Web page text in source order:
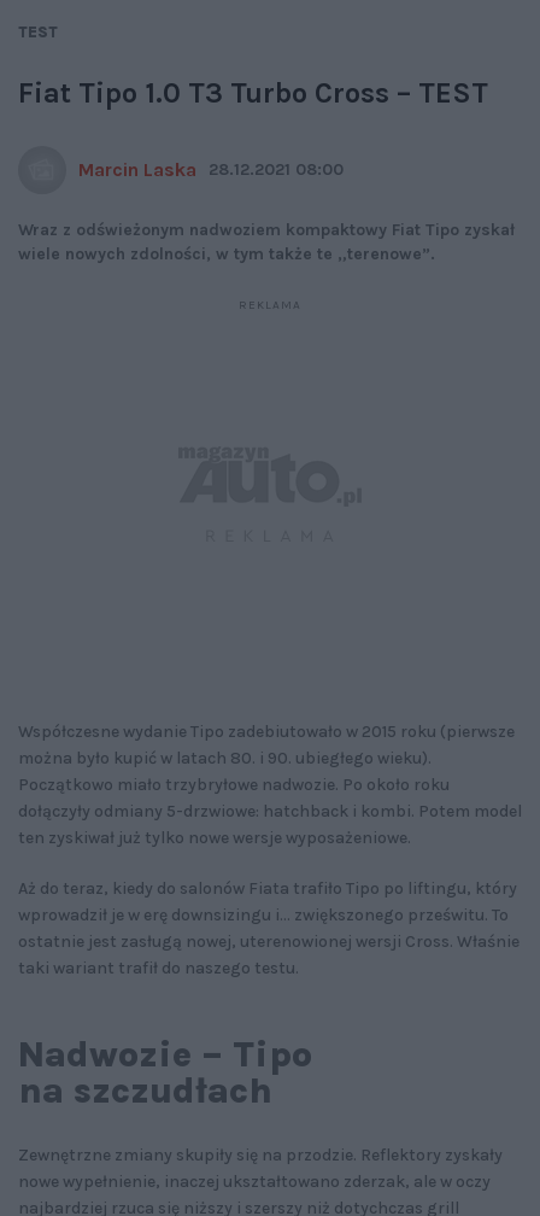
TEST
Fiat Tipo 1.0 T3 Turbo Cross – TEST
Marcin Laska 28.12.2021 08:00
Wraz z odświeżonym nadwoziem kompaktowy Fiat Tipo zyskał
wiele nowych zdolności, w tym także te „terenowe”.
Współczesne wydanie Tipo zadebiutowało w 2015 roku (pierwsze
można było kupić w latach 80. i 90. ubiegłego wieku).
Początkowo miało trzybryłowe nadwozie. Po około roku
dołączyły odmiany 5-drzwiowe: hatchback i kombi. Potem model
ten zyskiwał już tylko nowe wersje wyposażeniowe.
Aż do teraz, kiedy do salonów Fiata trafiło Tipo po liftingu, który
wprowadził je w erę downsizingu i... zwiększonego prześwitu. To
ostatnie jest zasługą nowej, uterenowionej wersji Cross. Właśnie
taki wariant trafił do naszego testu.
Nadwozie – Tipo
na szczudłach
Zewnętrzne zmiany skupiły się na przodzie. Reflektory zyskały
nowe wypełnienie, inaczej ukształtowano zderzak, ale w oczy
najbardziej rzuca się niższy i szerszy niż dotychczas grill